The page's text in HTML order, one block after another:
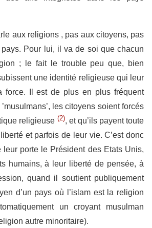
aux religions , pas aux citoyens, pas
Pour lui, il va de soi que chacun
; le fait le trouble peu que, bien
une identité religieuse qui leur
force. Il est de plus en plus fréquent
les citoyens soient forcés
religieuse (2), et qu’ils payent toute
et parfois de leur vie. C’est donc
leur porte le Président des Etats Unis,
humains, à leur liberté de pensée, à
quand il soutient publiquement
d’un pays où l’islam est la religion
un croyant musulman
autre minoritaire).